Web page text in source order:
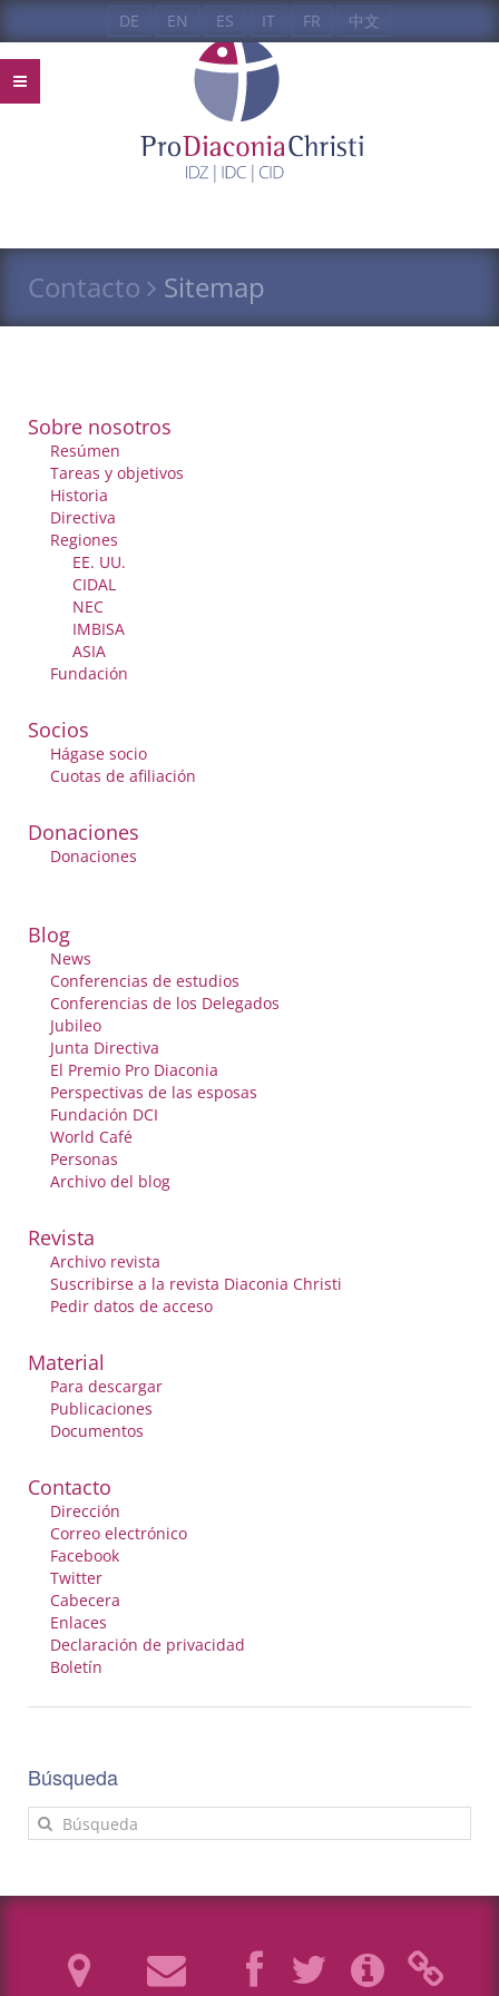
DE EN ES IT FR 中文
Contacto Sitemap
Sobre nosotros
Resúmen
Tareas y objetivos
Historia
Directiva
Regiones
EE. UU.
CIDAL
NEC
IMBISA
ASIA
Fundación
Socios
Hágase socio
Cuotas de afiliación
Donaciones
Donaciones
Blog
News
Conferencias de estudios
Conferencias de los Delegados
Jubileo
Junta Directiva
El Premio Pro Diaconia
Perspectivas de las esposas
Fundación DCI
World Café
Personas
Archivo del blog
Revista
Archivo revista
Suscribirse a la revista Diaconia Christi
Pedir datos de acceso
Material
Para descargar
Publicaciones
Documentos
Contacto
Dirección
Correo electrónico
Facebook
Twitter
Cabecera
Enlaces
Declaración de privacidad
Boletín
Búsqueda